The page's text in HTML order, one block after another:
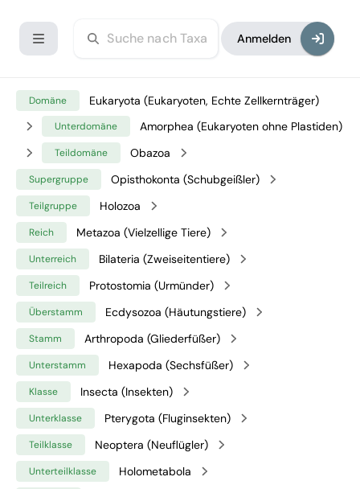
Anmelden
Domäne Eukaryota (Eukaryoten, Echte Zellkernträger)
Unterdomäne Amorphea (Eukaryoten ohne Plastiden)
Teildomäne Obazoa
Supergruppe Opisthokonta (Schubgeißler)
Teilgruppe Holozoa
Reich Metazoa (Vielzellige Tiere)
Unterreich Bilateria (Zweiseitentiere)
Teilreich Protostomia (Urmünder)
Überstamm Ecdysozoa (Häutungstiere)
Stamm Arthropoda (Gliederfüßer)
Unterstamm Hexapoda (Sechsfüßer)
Klasse Insecta (Insekten)
Unterklasse Pterygota (Fluginsekten)
Teilklasse Neoptera (Neuflügler)
Unterteilklasse Holometabola